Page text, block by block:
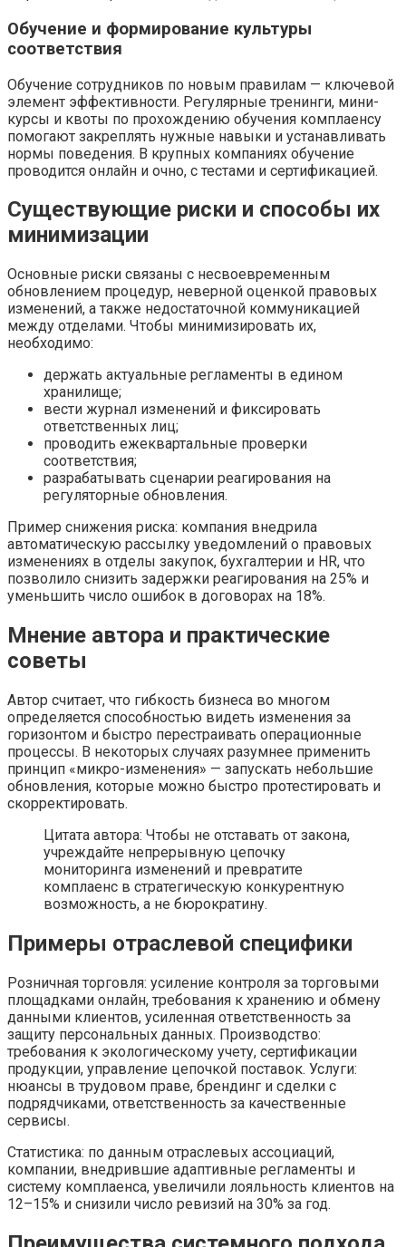
Обучение и формирование культуры
соответствия
Обучение сотрудников по новым правилам — ключевой
элемент эффективности. Регулярные тренинги, мини-
курсы и квоты по прохождению обучения комплаенсу
помогают закреплять нужные навыки и устанавливать
нормы поведения. В крупных компаниях обучение
проводится онлайн и очно, с тестами и сертификацией.
Существующие риски и способы их
минимизации
Основные риски связаны с несвоевременным
обновлением процедур, неверной оценкой правовых
изменений, а также недостаточной коммуникацией
между отделами. Чтобы минимизировать их,
необходимо:
держать актуальные регламенты в едином
хранилище;
вести журнал изменений и фиксировать
ответственных лиц;
проводить ежеквартальные проверки
соответствия;
разрабатывать сценарии реагирования на
регуляторные обновления.
Пример снижения риска: компания внедрила
автоматическую рассылку уведомлений о правовых
изменениях в отделы закупок, бухгалтерии и HR, что
позволило снизить задержки реагирования на 25% и
уменьшить число ошибок в договорах на 18%.
Мнение автора и практические
советы
Автор считает, что гибкость бизнеса во многом
определяется способностью видеть изменения за
горизонтом и быстро перестраивать операционные
процессы. В некоторых случаях разумнее применить
принцип «микро-изменения» — запускать небольшие
обновления, которые можно быстро протестировать и
скорректировать.
Цитата автора: Чтобы не отставать от закона,
учреждайте непрерывную цепочку
мониторинга изменений и превратите
комплаенс в стратегическую конкурентную
возможность, а не бюрократину.
Примеры отраслевой специфики
Розничная торговля: усиление контроля за торговыми
площадками онлайн, требования к хранению и обмену
данными клиентов, усиленная ответственность за
защиту персональных данных. Производство:
требования к экологическому учету, сертификации
продукции, управление цепочкой поставок. Услуги:
нюансы в трудовом праве, брендинг и сделки с
подрядчиками, ответственность за качественные
сервисы.
Статистика: по данным отраслевых ассоциаций,
компании, внедрившие адаптивные регламенты и
систему комплаенса, увеличили лояльность клиентов на
12–15% и снизили число ревизий на 30% за год.